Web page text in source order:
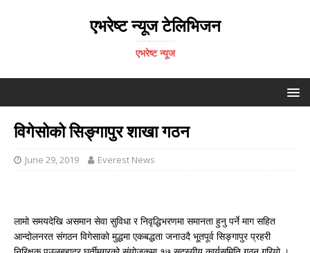
एभरेष्ट न्यूज टेलिभिजन
एभरेष्ट न्यूज
विगेसोको सिङ्गापुर शाखा गठन
June 29, 2019 Everest News
लामो समयदेखि असमान सेवा सुविधा र निवृद्धिभरणमा समानता हुनु पर्ने माग सहित
आन्दोलनरत संगठन विगेसाको मुद्धमा एकबद्धता जनाउदै भू्तपूर्व सिङ्गापुर प्रहरी